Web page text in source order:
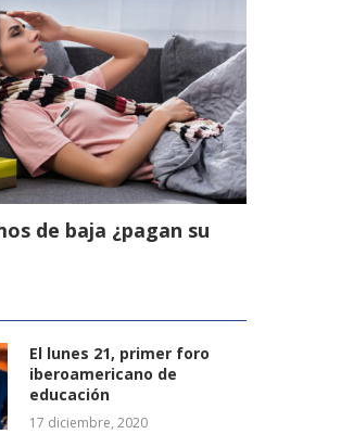
de baja ¿pagan su
El lunes 21, primer foro
iberoamericano de
educación
17 diciembre, 2020